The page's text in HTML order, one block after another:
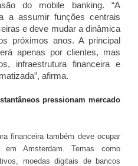
do mobile banking. “A
a assumir funções centrais
e deve mudar a dinâmica
próximos anos. A principal
apenas por clientes, mas
infraestrutura financeira e
afirma.
pressionam mercado
financeira também deve ocupar
Amsterdam. Temas como
moedas digitais de bancos